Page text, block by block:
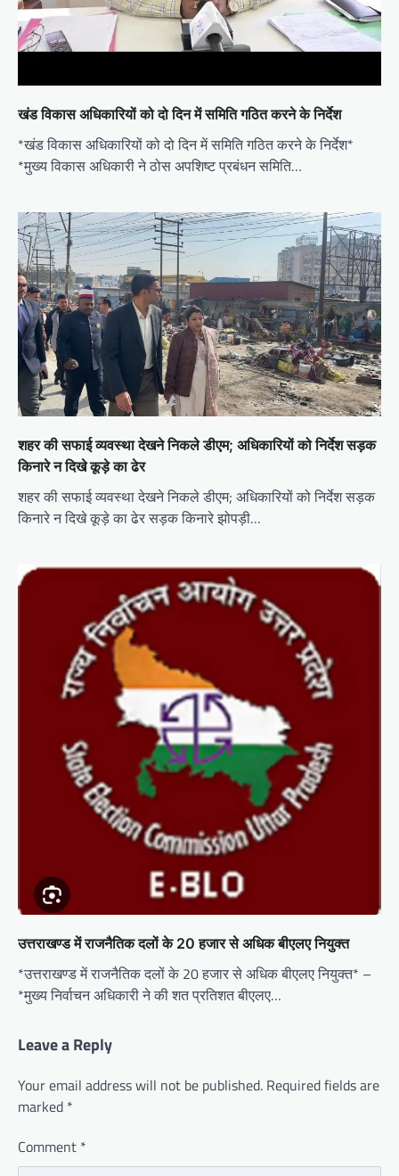
खंड विकास अधिकारियों को दो दिन में समिति गठित करने के निर्देश
*खंड विकास अधिकारियों को दो दिन में समिति गठित करने के निर्देश*
*मुख्य विकास अधिकारी ने ठोस अपशिष्ट प्रबंधन समिति…
शहर की सफाई व्यवस्था देखने निकले डीएम; अधिकारियों को निर्देश सड़क
किनारे न दिखे कूड़े का ढेर
शहर की सफाई व्यवस्था देखने निकले डीएम; अधिकारियों को निर्देश सड़क
किनारे न दिखे कूड़े का ढेर सड़क किनारे झोपड़ी…
उत्तराखण्ड में राजनैतिक दलों के 20 हजार से अधिक बीएलए नियुक्त
*उत्तराखण्ड में राजनैतिक दलों के 20 हजार से अधिक बीएलए नियुक्त* –
*मुख्य निर्वाचन अधिकारी ने की शत प्रतिशत बीएलए…
Leave a Reply
Your email address will not be published. Required fields are
marked *
Comment *